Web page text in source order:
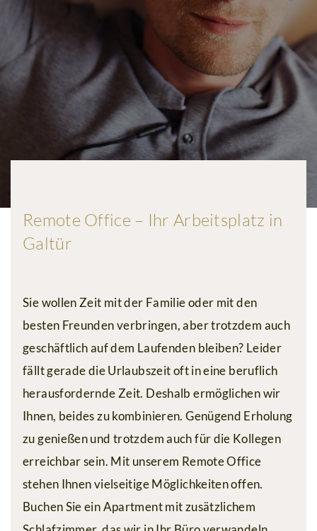
Webcam
Galerie
Events
Kulinarik
No.
Wellness
&
Annehmlichkeiten
Familienzeit
Urlaub
mit
Freunden
Remote
Office
Sommerurlaub
Remote Office – Ihr Arbeitsplatz in
Galtür
Sie wollen Zeit mit der Familie oder mit den
besten Freunden verbringen, aber trotzdem auch
geschäftlich auf dem Laufenden bleiben? Leider
fällt gerade die Urlaubszeit oft in eine beruflich
herausfordernde Zeit. Deshalb ermöglichen wir
Ihnen, beides zu kombinieren. Genügend Erholung
zu genießen und trotzdem auch für die Kollegen
erreichbar sein. Mit unserem Remote Office
stehen Ihnen vielseitige Möglichkeiten offen.
Buchen Sie ein Apartment mit zusätzlichem